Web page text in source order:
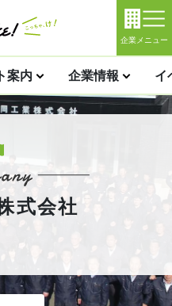
企業メニュー
案内 企業情報 イ
式会社